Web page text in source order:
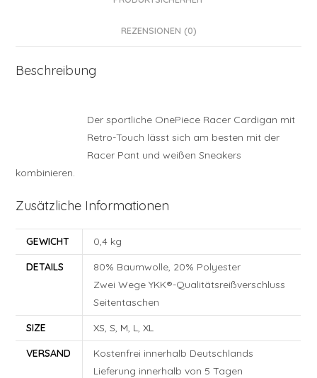
REZENSIONEN (0)
Beschreibung
Der sportliche OnePiece Racer Cardigan mit
Retro-Touch lässt sich am besten mit der
Racer Pant und weißen Sneakers
kombinieren.
Zusätzliche Informationen
GEWICHT
0,4 kg
DETAILS
80% Baumwolle, 20% Polyester
Zwei Wege YKK®-Qualitätsreißverschluss
Seitentaschen
SIZE
XS,S, M, L,XL
VERSAND
Kostenfrei innerhalb Deutschlands
Lieferung innerhalb von 5 Tagen